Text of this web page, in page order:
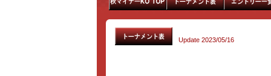
Update 2023/05/16